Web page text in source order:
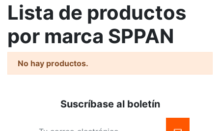
Lista de productos
por marca SPPAN
No hay productos.
Suscríbase al boletín